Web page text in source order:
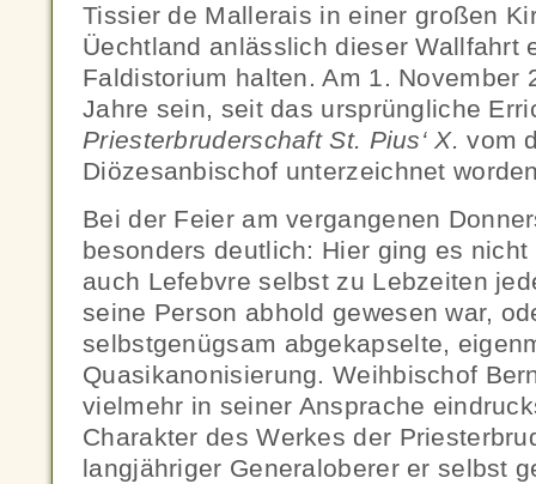
Tissier de Mallerais in einer großen
Üechtland anlässlich dieser Wallfahrt
Faldistorium halten. Am 1. November
Jahre sein, seit das ursprüngliche
Priesterbruderschaft St. Pius‘ X.vom
Diözesanbischof unterzeichnet
Bei der Feier am vergangenen
besonders deutlich: Hier ging es
auch Lefebvre selbst zu Lebzeiten
seine Person abhold gewesen war,
selbstgenügsam abgekapselte,
Quasikanonisierung. Weihbischof
vielmehr in seiner Ansprache
Charakter des Werkes der
langjähriger Generaloberer er selbst